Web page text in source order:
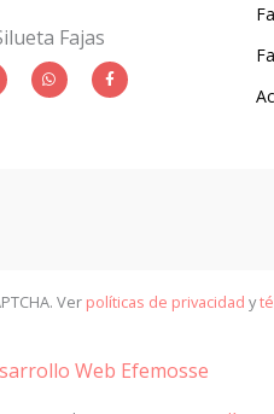
Fajas
W
h
a
F
a
c
Ver políticas de privacidad y
Web Efemosse